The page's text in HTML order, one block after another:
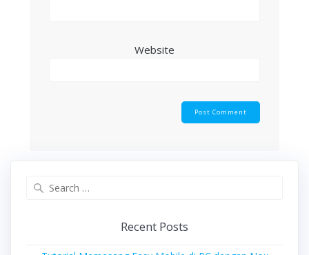
Website
Recent Posts